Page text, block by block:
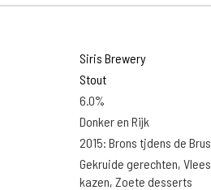
Siris Brewery
Stout
6.0%
Donker en Rijk
2015: Brons tjdens de
Gekruide gerechten,
kazen, Zoete desserts